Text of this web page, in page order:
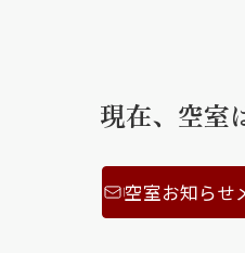
らくらく内見
シャーメゾンライフサポート
現在、空室
空室お知らせ